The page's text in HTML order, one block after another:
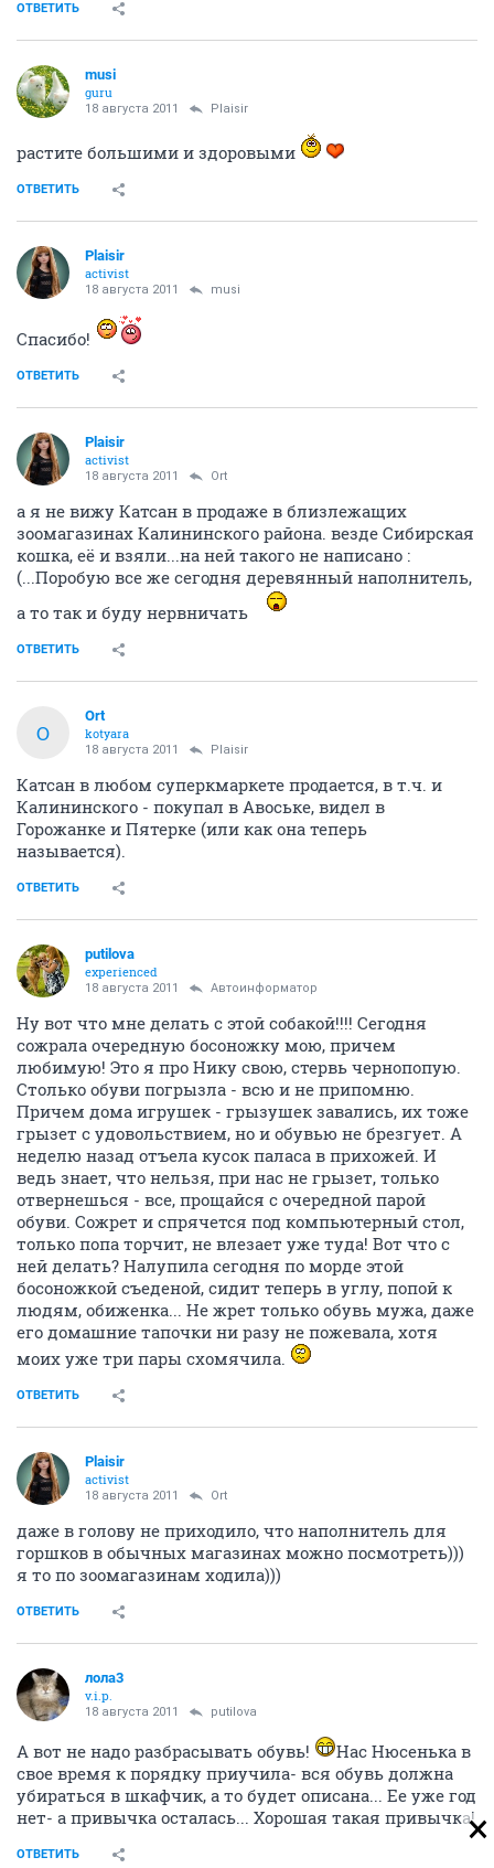
ОТВЕТИТЬ
musi
guru
18 августа 2011 Plaisir
растите большими и здоровыми
ОТВЕТИТЬ
Plaisir
activist
18 августа 2011 musi
Спасибо!
ОТВЕТИТЬ
Plaisir
activist
18 августа 2011 Ort
а я не вижу Катсан в продаже в близлежащих
зоомагазинах Калининского района. везде Сибирская
кошка, её и взяли...на ней такого не написано :
(...Поробую все же сегодня деревянный наполнитель,
а то так и буду нервничать
ОТВЕТИТЬ
O
Ort
kotyara
18 августа 2011 Plaisir
Катсан в любом суперкмаркете продается, в т.ч. и
Калининского - покупал в Авоське, видел в
Горожанке и Пятерке (или как она теперь
называется).
ОТВЕТИТЬ
putilova
experienced
18 августа 2011 Автоинформатор
Ну вот что мне делать с этой собакой!!!! Сегодня
сожрала очередную босоножку мою, причем
любимую! Это я про Нику свою, стервь чернопопую.
Столько обуви погрызла - всю и не припомню.
Причем дома игрушек - грызушек завались, их тоже
грызет с удовольствием, но и обувью не брезгует. А
неделю назад отъела кусок паласа в прихожей. И
ведь знает, что нельзя, при нас не грызет, только
отвернешься - все, прощайся с очередной парой
обуви. Сожрет и спрячется под компьютерный стол,
только попа торчит, не влезает уже туда! Вот что с
ней делать? Налупила сегодня по морде этой
босоножкой съеденой, сидит теперь в углу, попой к
людям, обиженка... Не жрет только обувь мужа, даже
его домашние тапочки ни разу не пожевала, хотя
моих уже три пары схомячила.
ОТВЕТИТЬ
Plaisir
activist
18 августа 2011 Ort
даже в голову не приходило, что наполнитель для
горшков в обычных магазинах можно посмотреть)))
я то по зоомагазинам ходила)))
ОТВЕТИТЬ
лола3
v.i.p.
18 августа 2011 putilova
А вот не надо разбрасывать обувь!
Нас Нюсенька в
свое время к порядку приучила- вся обувь должна
убираться в шкафчик, а то будет описана... Ее уже год
нет- а привычка осталась... Хорошая такая привычка!
ОТВЕТИТЬ